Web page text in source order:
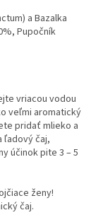
a Bazalka
Pupočník
vriacou vodou
veľmi aromatický
pridať mlieko a
ľadový čaj,
účinok pite 3 – 5
ženy!
čaj.